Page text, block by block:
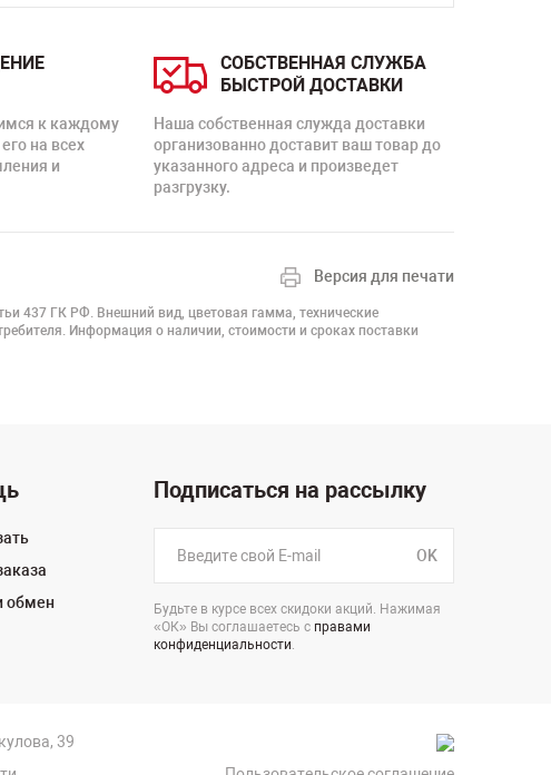
к каждому
на всех
и
СОБСТВЕННАЯ СЛУЖБА
БЫСТРОЙ ДОСТАВКИ
Наша собственная служда доставки
организованно доставит ваш товар до
указанного адреса и произведет
разгрузку.
Версия для печати
437 ГК РФ. Внешний вид, цветовая гамма, технические
Информация о наличии, стоимости и сроках поставки
обмен
Подписаться на рассылку
OK
Будьте в курсе всех скидоки акций. Нажимая
«ОК» Вы соглашаетесь с правами
конфиденциальности.
39